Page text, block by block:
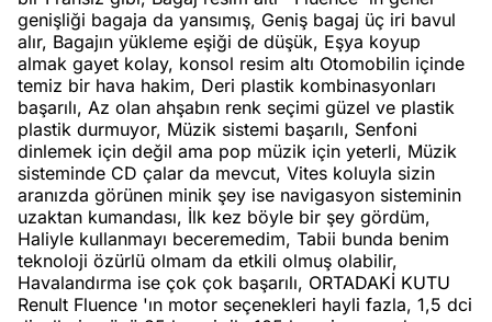
genişliği bagaja da yansımış, Geniş bagaj üç iri bavul
alır, Bagajın yükleme eşiği de düşük, Eşya koyup
almak gayet kolay, konsol resim altı Otomobilin içinde
temiz bir hava hakim, Deri plastik kombinasyonları
başarılı, Az olan ahşabın renk seçimi güzel ve plastik
plastik durmuyor, Müzik sistemi başarılı, Senfoni
dinlemek için değil ama pop müzik için yeterli, Müzik
sisteminde CD çalar da mevcut, Vites koluyla sizin
aranızda görünen minik şey ise navigasyon sisteminin
uzaktan kumandası, İlk kez böyle bir şey gördüm,
Haliyle kullanmayı beceremedim, Tabii bunda benim
teknoloji özürlü olmam da etkili olmuş olabilir,
Havalandırma ise çok çok başarılı, ORTADAKİ KUTU
Renult Fluence 'ın motor seçenekleri hayli fazla, 1,5 dci